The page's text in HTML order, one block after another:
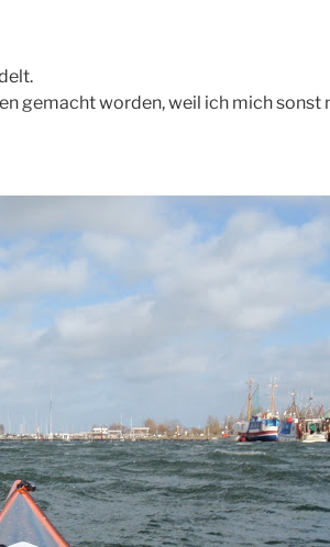
gemacht worden, weil ich mich sonst